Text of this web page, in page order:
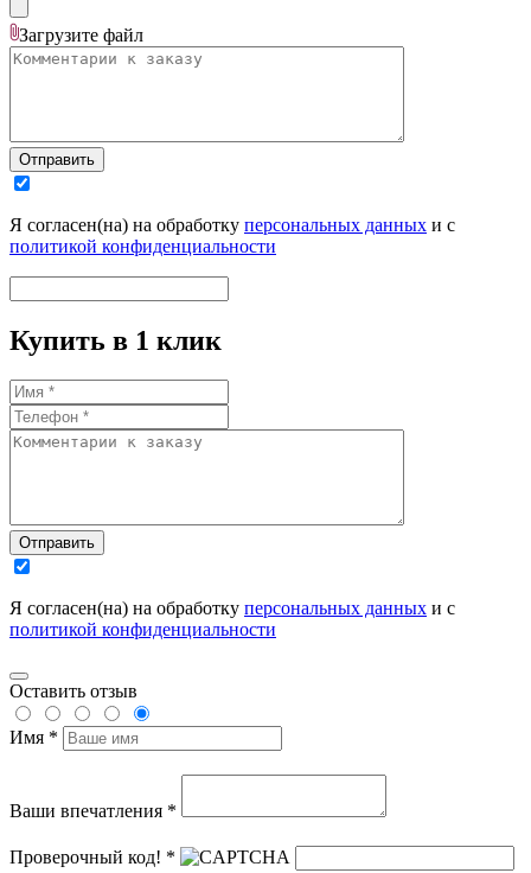
Загрузите файл
Отправить
Я согласен(на) на обработку персональных данных и с
политикой конфиденциальности
Купить в 1 клик
Отправить
Я согласен(на) на обработку персональных данных и с
политикой конфиденциальности
Оставить отзыв
Имя *
Ваши впечатления *
Проверочный код! *